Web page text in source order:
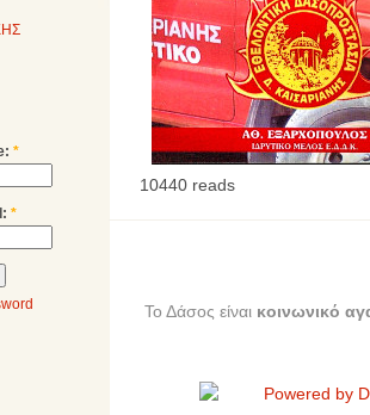
*
*
10440 reads
Το Δάσος είναικοινωνικό